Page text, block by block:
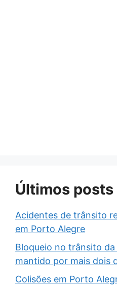
Últimos posts
Acidentes de trânsito
em Porto Alegre
Bloqueio no trânsito
mantido por mais dois
Colisões em Porto